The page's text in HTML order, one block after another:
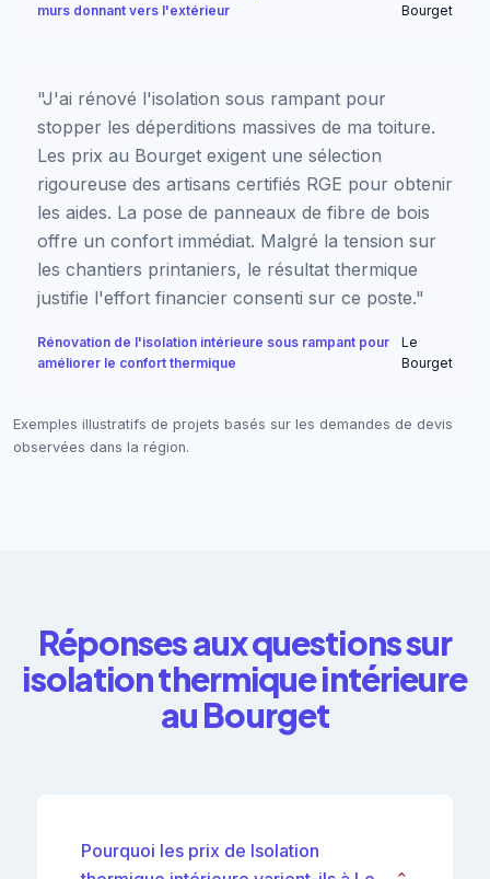
murs donnant vers l'extérieur
Bourget
"J'ai rénové l'isolation sous rampant pour
stopper les déperditions massives de ma toiture.
Les prix au Bourget exigent une sélection
rigoureuse des artisans certifiés RGE pour obtenir
les aides. La pose de panneaux de fibre de bois
offre un confort immédiat. Malgré la tension sur
les chantiers printaniers, le résultat thermique
justifie l'effort financier consenti sur ce poste."
Rénovation de l'isolation intérieure sous rampant pour
améliorer le confort thermique
Le
Bourget
Exemples illustratifs de projets basés sur les demandes de devis
observées dans la région.
Réponses aux questions sur
isolation thermique intérieure
au Bourget
Pourquoi les prix de Isolation